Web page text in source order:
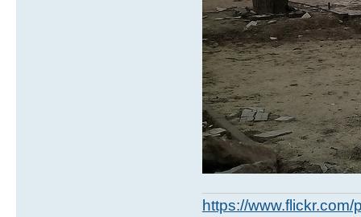
https://